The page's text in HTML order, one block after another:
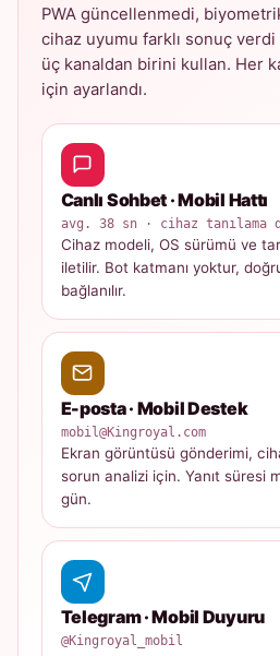
PWA güncellenmedi,
cihaz uyumu farklı sonuç
üç kanaldan birini kullan. Her
için ayarlandı.
Canlı Sohbet · Mobil Hattı
avg. 38 sn · cihaz tanılama
Cihaz modeli, OS sürümü ve
iletilir. Bot katmanı yoktur,
bağlanılır.
E-posta · Mobil Destek
mobil@Kingroyal.com
Ekran görüntüsü gönderimi,
sorun analizi için. Yanıt süresi
gün.
Telegram · Mobil Duyuru
@Kingroyal_mobil